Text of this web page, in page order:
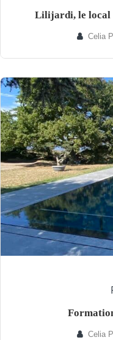
Lilijardi, le local
Celia
Celia